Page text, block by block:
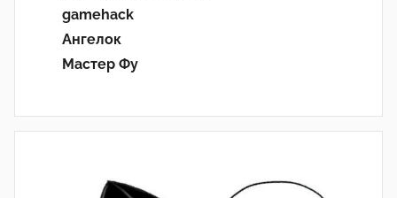
gamehack
Ангелок
Мастер Фу